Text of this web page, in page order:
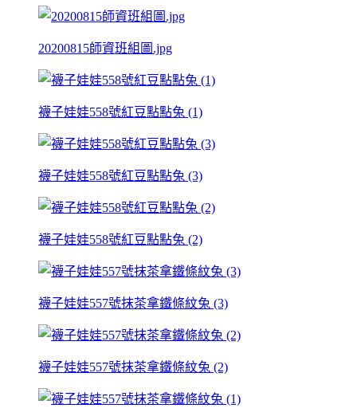
20200815師資班組圖.jpg
襪子娃娃558號紅豆點點兔 (1)
襪子娃娃558號紅豆點點兔 (3)
襪子娃娃558號紅豆點點兔 (2)
襪子娃娃557號抹茶拿鐵條紋兔 (3)
襪子娃娃557號抹茶拿鐵條紋兔 (2)